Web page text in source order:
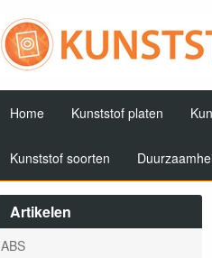
Home Kunststof platen
Kunststof soorten
Artikelen
ABS